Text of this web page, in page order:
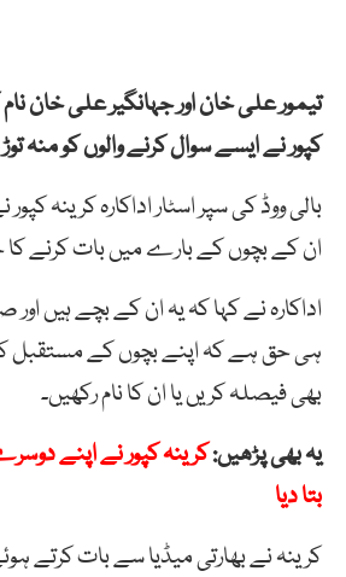
تیمور علی خان اور جہانگیر علی خان
کپور نے ایسے سوال کرنے والوں کو منہ
بالی ووڈ کی سپر اسٹار اداکارہ کرینہ
ان کے بچوں کے بارے میں بات کرنے
اداکارہ نے کہا کہ یہ ان کے بچے ہیں
ہی حق ہے کہ اپنے بچوں کے مستقبل
بھی فیصلہ کریں یا ان کا نام رکھیں۔
یہ بھی پڑھیں:کرینہ کپور نے اپنے
بتا دیا
کرینہ نے بھارتی میڈیا سے بات کرتے